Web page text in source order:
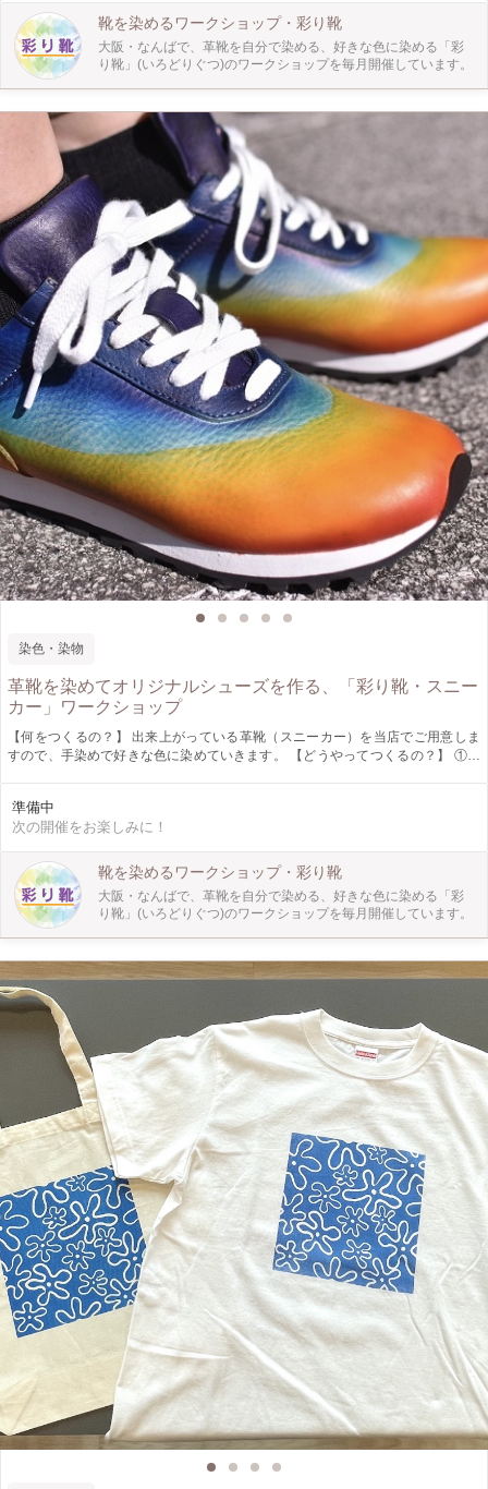
きざみ） 茶と黒の靴ひもが1セットずつついてきます。 【どんな人が対象？】
革も靴も染色も全然知らないという方でも、どんな人でも染めていただけます。
お1人で参加される方も多いので、1人でのご参加も大歓迎です。 イメージ通り
の靴がない、自分で作ったものを身に着けたい、新しいことをやってみたい方に
ぜひ体験してほしいです！ 【ぜひ知ってほしい！】 一般的に販売されている革
靴には汚れにくくなるようにコーティングや加工がされているのでそのままでは
染められません。 「彩り靴」は仕上げる手前の段階で作成されており、自分で
好きな色に染めることが出来ます。 現在この「彩り靴」のワークショップを定
期的に開催しているのは当教室のみ。 始まって1年ほどのワークショップです
が、30人以上の参加者の方がみなさん素敵な自分だけの1足を作られました！ 特
別な日の大事な1足に、普段のお出かけの相棒に、Good shoes take you good
places. 良い靴は良い場所へ導いてくれるというイタリアのことわざです。 自分
で染めた素敵な靴でお出かけしてみませんか？ 皆様のご参加お待ちしておりま
す！
靴を染めるワークショップ・彩り靴
大阪・なんばで、革靴を自分で染める、好きな色に染める「彩
り靴」(いろどりぐつ)のワークショップを毎月開催しています。
染色・染物
革靴を染めてオリジナルシューズを作る、「彩り靴・スニー
カー」ワークショップ
【何をつくるの？】 出来上がっている革靴（スニーカー）を当店でご用意しま
すので、手染めで好きな色に染めていきます。 【どうやってつくるの？】 ①ワ
が作れたら、いよいよ本番。靴を染めていきます。 ④仕上げにトップコートを
して完成！その日に履いて帰れます。 【作品の仕様】 ・スニーカー サイズ展
ざみ） 白い靴ひもが1セットついてきます。 【どんな人が対象？】 革も靴も染
色も全然知らないという方でも、どんな人でも染めていただけます。 お1人で参
加される方も多いので、1人でのご参加も大歓迎です。 イメージ通りの靴がな
い、自分で作ったものを身に着けたい、新しいことをやってみたい方にぜひ体験
してほしいです！ 【ぜひ知ってほしい！】 一般的に販売されている革靴には汚
れにくくなるようにコーティングや加工がされているのでそのままでは染められ
ません。 「彩り靴」は仕上げる手前の段階で作成されており、自分で好きな色
に染めることが出来ます。 現在この「彩り靴」のワークショップを定期的に開
催しているのは当教室のみ。 始まって1年ほどのワークショップですが、30人以
上の参加者の方がみなさん素敵な自分だけの1足を作られました！ 特別な日の大
事な1足に、普段のお出かけの相棒に、Good shoes take you good places. 良い
靴は良い場所へ導いてくれるというイタリアのことわざです。 自分で染めた素
敵な靴でお出かけしてみませんか？ 皆様のご参加お待ちしております！
準備中
次の開催をお楽しみに！
靴を染めるワークショップ・彩り靴
大阪・なんばで、革靴を自分で染める、好きな色に染める「彩
り靴」(いろどりぐつ)のワークショップを毎月開催しています。